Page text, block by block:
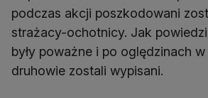
podczas akcji poszkodowani
strażacy-ochotnicy. Jak
były poważne i po oględzinach
druhowie zostali wypisani.